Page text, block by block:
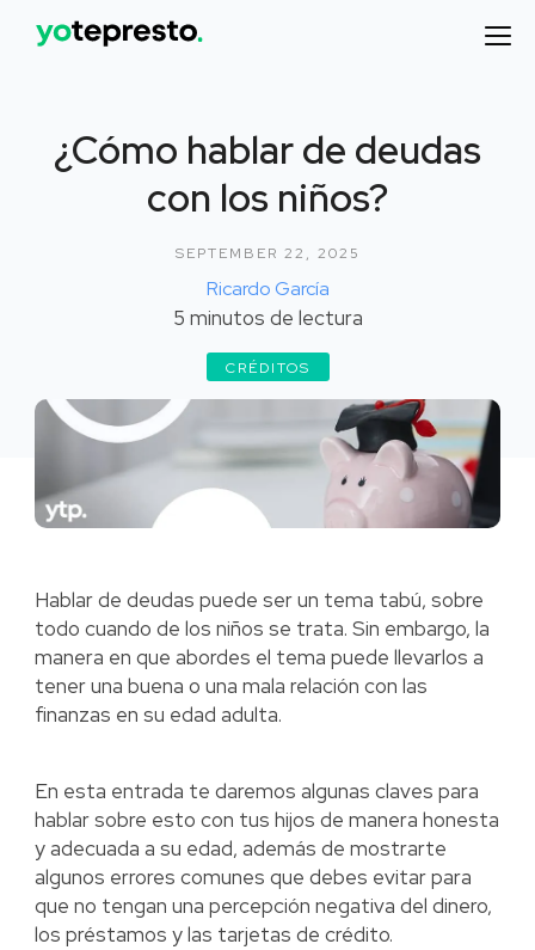
¿Cómo hablar de deudas
con los niños?
SEPTEMBER 22, 2025
Ricardo García
5 minutos de lectura
CRÉDITOS
Hablar de deudas puede ser un tema tabú, sobre
todo cuando de los niños se trata. Sin embargo, la
manera en que abordes el tema puede llevarlos a
tener una buena o una mala relación con las
finanzas en su edad adulta.
En esta entrada te daremos algunas claves para
hablar sobre esto con tus hijos de manera honesta
y adecuada a su edad, además de mostrarte
algunos errores comunes que debes evitar para
que no tengan una percepción negativa del dinero,
los préstamos y las tarjetas de crédito.